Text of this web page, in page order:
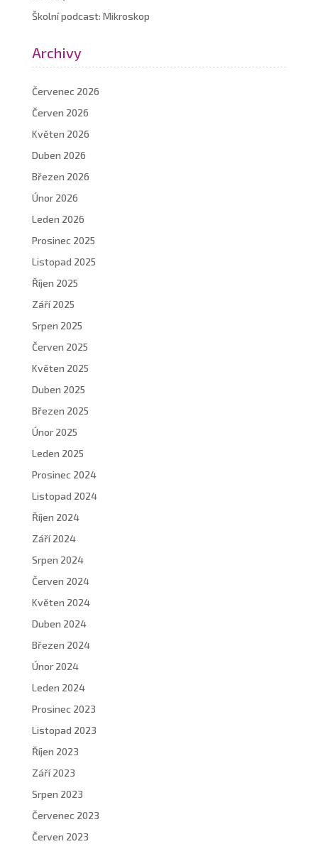
Školní podcast: Mikroskop
Archivy
Červenec 2026
Červen 2026
Květen 2026
Duben 2026
Březen 2026
Únor 2026
Leden 2026
Prosinec 2025
Listopad 2025
Říjen 2025
Září 2025
Srpen 2025
Červen 2025
Květen 2025
Duben 2025
Březen 2025
Únor 2025
Leden 2025
Prosinec 2024
Listopad 2024
Říjen 2024
Září 2024
Srpen 2024
Červen 2024
Květen 2024
Duben 2024
Březen 2024
Únor 2024
Leden 2024
Prosinec 2023
Listopad 2023
Říjen 2023
Září 2023
Srpen 2023
Červenec 2023
Červen 2023